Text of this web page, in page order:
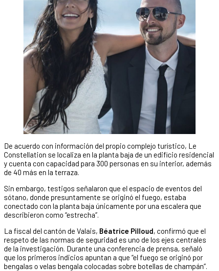
De acuerdo con información del propio complejo turístico, Le
Constellation se localiza en la planta baja de un edificio residencial
y cuenta con capacidad para 300 personas en su interior, además
de 40 más en la terraza.
Sin embargo, testigos señalaron que el espacio de eventos del
sótano, donde presuntamente se originó el fuego, estaba
conectado con la planta baja únicamente por una escalera que
describieron como “estrecha”.
La fiscal del cantón de Valais, Béatrice Pilloud, confirmó que el
respeto de las normas de seguridad es uno de los ejes centrales
de la investigación. Durante una conferencia de prensa, señaló
que los primeros indicios apuntan a que “el fuego se originó por
bengalas o velas bengala colocadas sobre botellas de champán”.